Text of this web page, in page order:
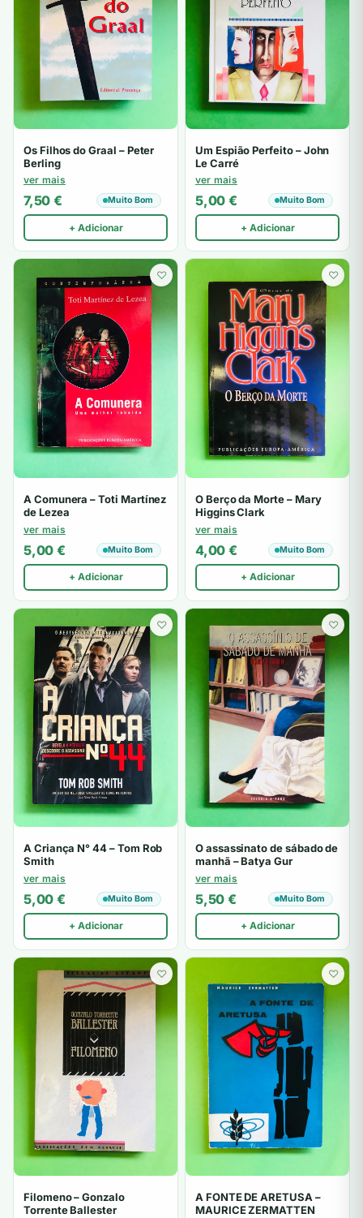
Os Filhos do Graal – Peter
Berling
ver mais
7,50 € Muito Bom
+ Adicionar
Um Espião Perfeito – John
Le Carré
ver mais
5,00 € Muito Bom
+ Adicionar
♡
A Comunera – Toti Martínez
de Lezea
ver mais
5,00 € Muito Bom
+ Adicionar
♡
O Berço da Morte – Mary
Higgins Clark
ver mais
4,00 € Muito Bom
+ Adicionar
♡
A Criança N° 44 – Tom Rob
Smith
ver mais
5,00 € Muito Bom
+ Adicionar
♡
O assassinato de sábado de
manhã – Batya Gur
ver mais
5,50 € Muito Bom
+ Adicionar
♡
Filomeno – Gonzalo
Torrente Ballester
♡
A FONTE DE ARETUSA –
MAURICE ZERMATTEN